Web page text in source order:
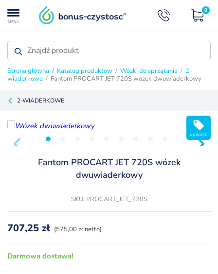
MENU
0
Strona główna / Katalog produktów / Wózki do sprzątania / 2-
wiaderkowe / Fantom PROCART JET 720S wózek dwuwiaderkowy
2-WIADERKOWE
Fantom PROCART JET 720S wózek
dwuwiaderkowy
SKU: PROCART_JET_720S
NOWOŚĆ
707,25 zł (575,00 zł netto)
Darmowa dostawa!